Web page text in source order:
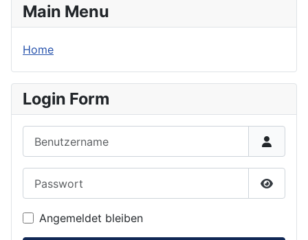
Main Menu
Home
Login Form
Angemeldet bleiben